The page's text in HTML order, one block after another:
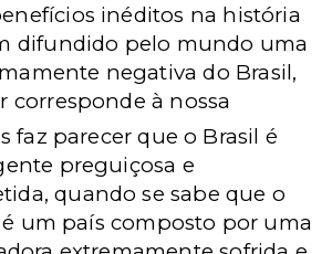
inéditos na história
difundido pelo mundo uma
negativa do Brasil,
corresponde à nossa
faz parecer que o Brasil é
preguiçosa e
quando se sabe que o
é um país composto por uma